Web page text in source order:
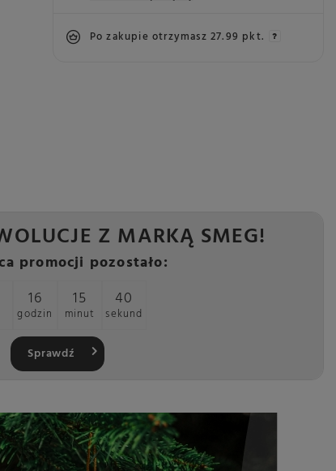
Po zakupie otrzymasz 27.99 pkt.
Z MARKĄ SMEG!
promocji pozostało:
16
godzin
15
minut
38
sekund
Sprawdź